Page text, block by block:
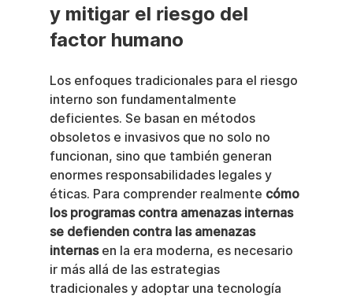
y mitigar el riesgo del
factor humano
Los enfoques tradicionales para el riesgo
interno son fundamentalmente
deficientes. Se basan en métodos
obsoletos e invasivos que no solo no
funcionan, sino que también generan
enormes responsabilidades legales y
éticas. Para comprender realmente cómo
los programas contra amenazas internas
se defienden contra las amenazas
internas en la era moderna, es necesario
ir más allá de las estrategias
tradicionales y adoptar una tecnología